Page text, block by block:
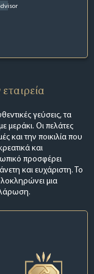
γεύσεις, τα
μεράκι. Οι πελάτες
και την ποικιλία που
και
προσφέρει
και ευχάριστη. Το
μια